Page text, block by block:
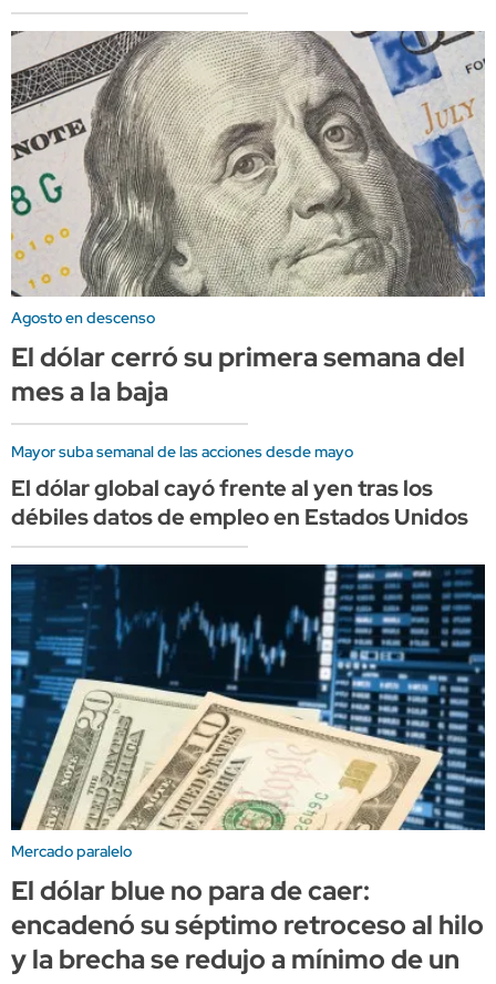
Agosto en descenso
El dólar cerró su primera semana del
mes a la baja
Mayor suba semanal de las acciones desde mayo
El dólar global cayó frente al yen tras los
débiles datos de empleo en Estados Unidos
Mercado paralelo
El dólar blue no para de caer:
encadenó su séptimo retroceso al hilo
y la brecha se redujo a mínimo de un